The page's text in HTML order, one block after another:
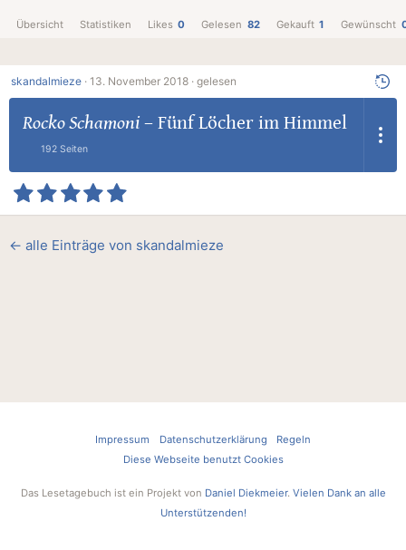
Übersicht Statistiken Likes 0 Gelesen 82 Gekauft 1 Gewünscht
skandalmieze · 13. November 2018 · gelesen
Rocko Schamoni– Fünf Löcher im Himmel
192 Seiten
← alle Einträge von skandalmieze
Impressum Datenschutzerklärung
Regeln
Diese Webseite benutzt Cookies
Das Lesetagebuch ist ein Projekt von Daniel Diekmeier. Vielen Dank an alle
Unterstützenden!